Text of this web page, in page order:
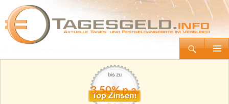
Tagesgeld.info – Tagesgeldkonten vergleichen und Tagesgeld-Zinsen berechnen
Zum
3,50% p.a.